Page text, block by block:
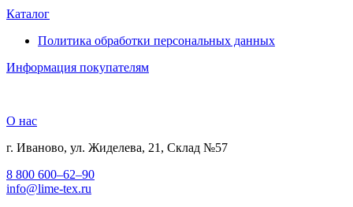
Каталог
Политика обработки персональных данных
Информация покупателям
О нас
г. Иваново, ул. Жиделева, 21, Склад №57
8 800 600–62–90
info@lime-tex.ru